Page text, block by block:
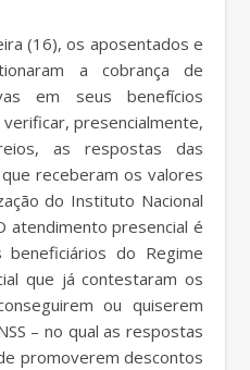
a cobrança de
em seus benefícios
presencialmente,
as respostas das
receberam os valores
do Instituto Nacional
atendimento presencial é
do Regime
que já contestaram os
ou quiserem
– no qual as respostas
promoverem descontos